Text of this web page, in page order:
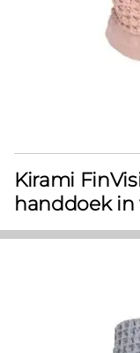
Kirami
handdoek in